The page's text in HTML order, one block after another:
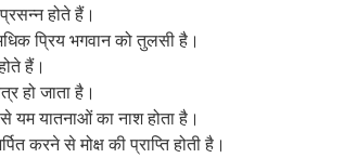
होते हैं।
प्रिय भगवान को तुलसी है।
हैं।
हो जाता है।
यम यातनाओं का नाश होता है।
करने से मोक्ष की प्राप्ति होती है।